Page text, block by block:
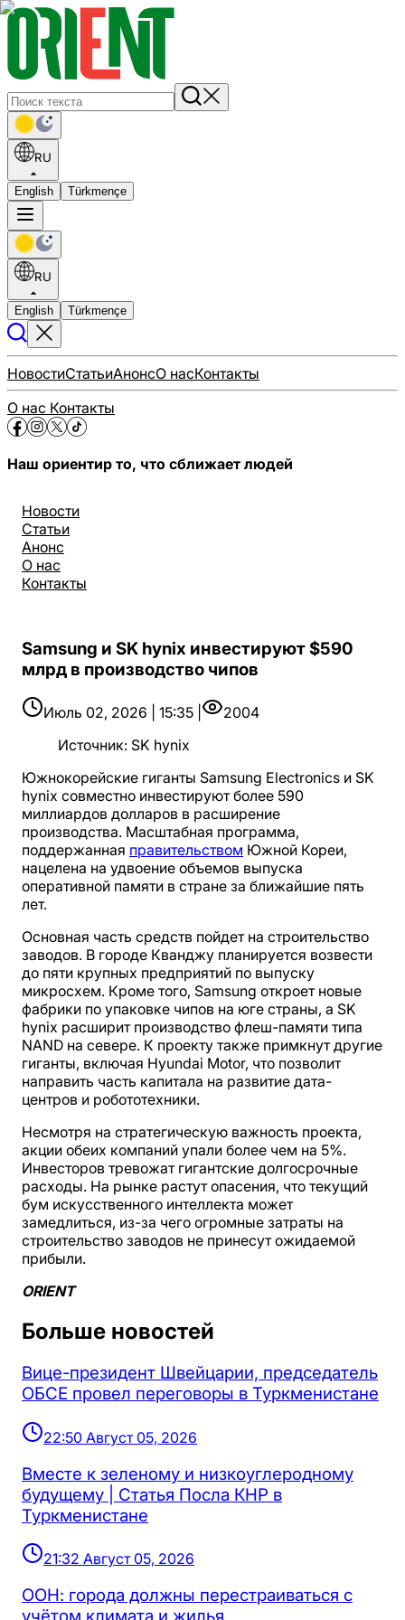
RU
English Türkmençe
RU
English Türkmençe
НовостиСтатьиАнонсО насКонтакты
О нас Контакты
Наш ориентир то, что сближает людей
Новости
Статьи
Анонс
О нас
Контакты
Samsung и SK hynix инвестируют $590
млрд в производство чипов
Июль 02, 2026 | 15:35 |
2004
Источник: SK hynix
Южнокорейские гиганты Samsung Electronics и SK
hynix совместно инвестируют более 590
миллиардов долларов в расширение
производства. Масштабная программа,
поддержанная правительством Южной Кореи,
нацелена на удвоение объемов выпуска
оперативной памяти в стране за ближайшие пять
лет.
Основная часть средств пойдет на строительство
заводов. В городе Кванджу планируется возвести
до пяти крупных предприятий по выпуску
микросхем. Кроме того, Samsung откроет новые
фабрики по упаковке чипов на юге страны, а SK
hynix расширит производство флеш-памяти типа
NAND на севере. К проекту также примкнут другие
гиганты, включая Hyundai Motor, что позволит
направить часть капитала на развитие дата-
центров и робототехники.
Несмотря на стратегическую важность проекта,
акции обеих компаний упали более чем на 5%.
Инвесторов тревожат гигантские долгосрочные
расходы. На рынке растут опасения, что текущий
бум искусственного интеллекта может
замедлиться, из-за чего огромные затраты на
строительство заводов не принесут ожидаемой
прибыли.
ORIENT
Больше новостей
Вице-президент Швейцарии, председатель
ОБСЕ провел переговоры в Туркменистане
22:50 Август 05, 2026
Вместе к зеленому и низкоуглеродному
будущему | Статья Посла КНР в
Туркменистане
21:32 Август 05, 2026
ООН: города должны перестраиваться с